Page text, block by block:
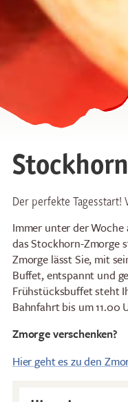
Der perfekte Tagesstart!
Immer unter der
das Stockhorn-Zmorge
Zmorge lässt Sie, mit
Buffet, entspannt und
Frühstücksbuffet steht
Bahnfahrt bis um 11.00
Zmorge verschenken?
Hier geht es zu den